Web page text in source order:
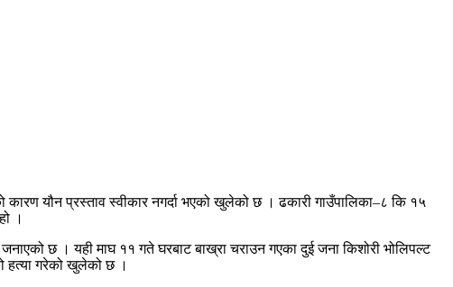
यौन प्रस्ताव स्वीकार नगर्दा भएको खुलेको छ । ढकारी गाउँपालिका–८ कि १५
।
छ । यही माघ ११ गते घरबाट बाख्रा चराउन गएका दुई जना किशोरी भोलिपल्ट
हत्या गरेको खुलेको छ ।